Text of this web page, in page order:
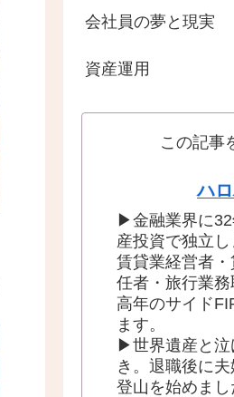
会社員の夢と現実
資産運用
この記事
ハ
▶金融業界に
産投資で独立
賃貸業経営者
任者・旅行業
高年のサイド
ます。
▶世界遺産と泣
き。退職後に
登山を始めま